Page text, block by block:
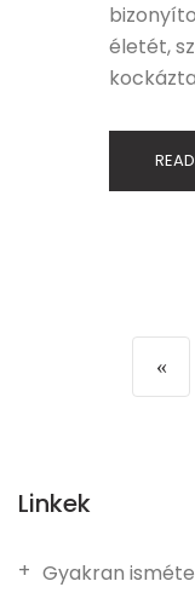
életét,
«
Linkek
Gyakran